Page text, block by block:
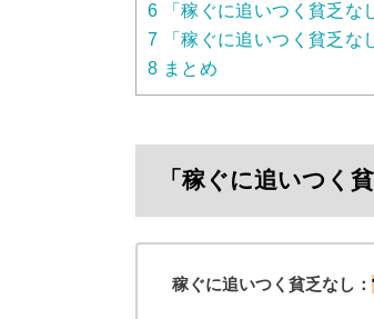
6 「稼ぐに追いつく貧乏な
7 「稼ぐに追いつく貧乏な
8 まとめ
「稼ぐに追いつく
稼ぐに追いつく貧乏なし：